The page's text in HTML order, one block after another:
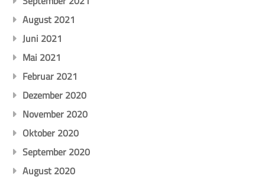
August 2021
Juni 2021
Mai 2021
Februar 2021
Dezember 2020
November 2020
Oktober 2020
September 2020
August 2020